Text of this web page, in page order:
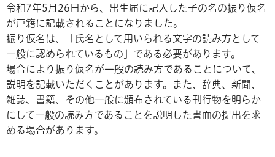
令和7年5月26日から、出生届に記入した子の名の振り仮名
が戸籍に記載されることになりました。
振り仮名は、「氏名として用いられる文字の読み方として
一般に認められているもの」である必要があります。
場合により振り仮名が一般の読み方であることについて、
説明を記載いただくことがあります。また、辞典、新聞、
雑誌、書籍、その他一般に頒布されている刊行物を明らか
にして一般の読み方であることを説明した書面の提出を求
める場合があります。